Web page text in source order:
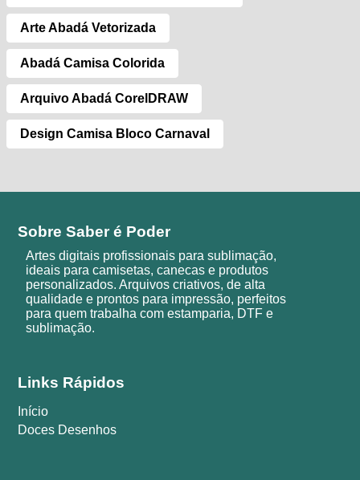
Arte Abadá Vetorizada
Abadá Camisa Colorida
Arquivo Abadá CorelDRAW
Design Camisa Bloco Carnaval
Sobre Saber é Poder
Artes digitais profissionais para sublimação,
ideais para camisetas, canecas e produtos
personalizados. Arquivos criativos, de alta
qualidade e prontos para impressão, perfeitos
para quem trabalha com estamparia, DTF e
sublimação.
Links Rápidos
Início
Doces Desenhos